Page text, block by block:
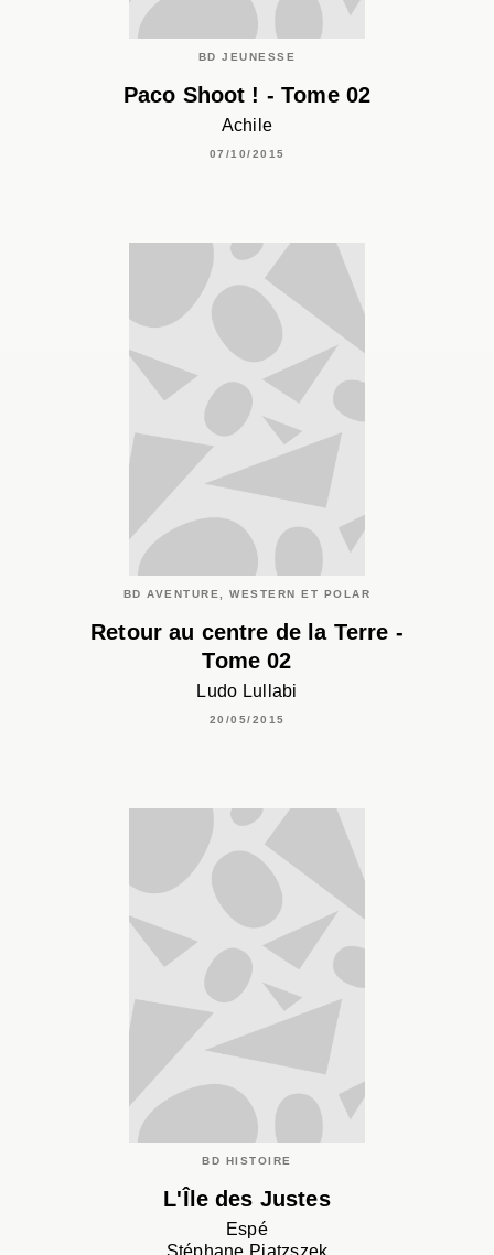
BD JEUNESSE
Paco Shoot ! - Tome 02
Achile
07/10/2015
BD AVENTURE, WESTERN ET POLAR
Retour au centre de la Terre -
Tome 02
Ludo Lullabi
20/05/2015
BD HISTOIRE
L'Île des Justes
Espé
Stéphane Piatzszek